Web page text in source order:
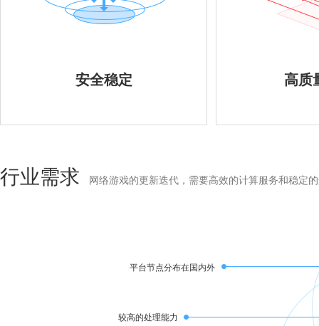
安全稳定 高质
行业需求 网络游戏的更新迭代，需要高效的计算服务和稳定
平台节点分布在国内外
较高的处理能力